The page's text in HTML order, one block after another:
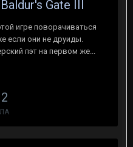
2
Gate III
игре поворачиваться
если они не друиды.
пэт на первом же...